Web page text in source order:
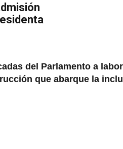
del Parlamento a
que abarque la